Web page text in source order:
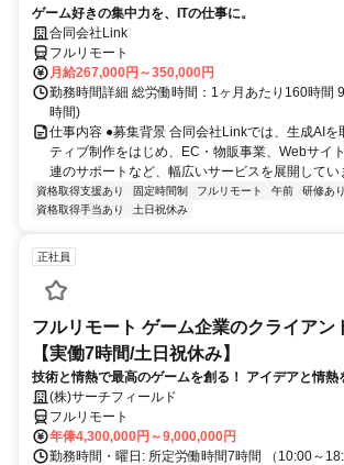
ゲーム好きの集中力を、ITの仕事に。
合同会社Link
フルリモート
月給267,000円～350,000円
勤務時間詳細 総労働時間：1ヶ月あたり160時間
時間)
仕事内容 ●募集背景 合同会社Linkでは、生成AIを
ティブ制作をはじめ、EC・物販事業、Webサイ
連のサポートなど、幅広いサービスを展開してい
資格取得支援あり 固定時間制 フルリモート 午前 研修あり
資格取得手当あり
土日祝休み
正社員
フルリモート ゲーム企業のクライアン
【実働7時間/土日祝休み】
技術と情熱で最高のゲームを創る！ アイデアと情熱
り出そう！
(株)サーチフィールド
フルリモート
年俸4,300,000円～9,000,000円
勤務時間・曜日: 所定労働時間7時間 （10:00～